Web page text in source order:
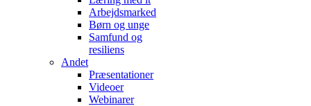
Arbejdsmarked
Børn og unge
Samfund og
resiliens
Andet
Præsentationer
Videoer
Webinarer